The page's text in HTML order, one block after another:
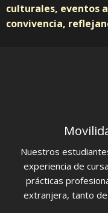
culturales, eventos
convivencia,
Nuestros
experiencia de
prácticas
extranjera, tanto